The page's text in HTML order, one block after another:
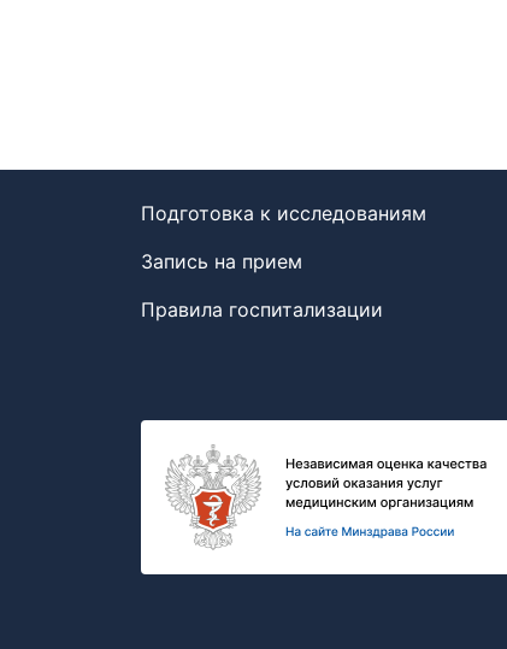
Подготовка к исследованиям
Запись на прием
Правила госпитализации